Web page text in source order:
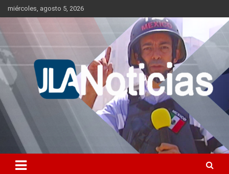
to
miércoles, agosto 5, 2026
Jlanoticias
Información relevante en tiempo real.